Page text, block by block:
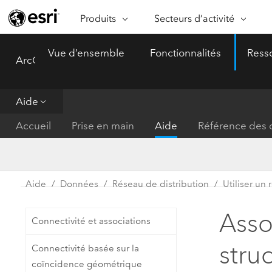
Produits
ARCGIS
ArcGIS Online
Plateforme de cartographie SaaS
Système de base pour les SIG et
la cartographie
Secteurs d’activité
SECTEURS D’ACTIVITÉ
Protection de
Fournisseurs d’énergie
Santé et services à la
Administrations nationales
ArcGIS Pro
Vue d’ensemble Fonctionnalités
Aide
Accueil
Prise en main Aide Référence des
Aide Données Réseau de distribution Utiliser un
Connectivité et associations
Connectivité basée sur la
coïncidence géométrique